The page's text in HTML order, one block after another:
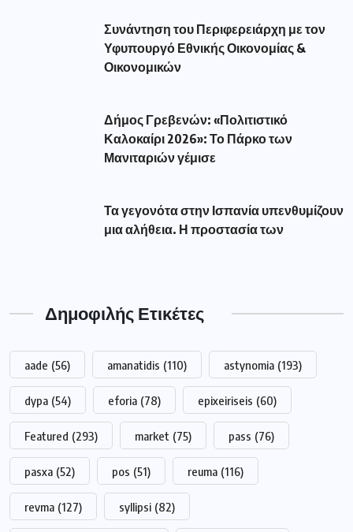
Συνάντηση του Περιφερειάρχη με τον
Υφυπουργό Εθνικής Οικονομίας &
Οικονομικών
Δήμος Γρεβενών: «Πολιτιστικό
Καλοκαίρι 2026»: Το Πάρκο των
Μανιταριών γέμισε
Τα γεγονότα στην Ισπανία υπενθυμίζουν
μια αλήθεια. Η προστασία των
Δημοφιλής Ετικέτες
aade (56) amanatidis (110) astynomia (193)
dypa (54) eforia (78) epixeiriseis (60)
Featured (293) market (75) pass (76)
pasxa (52) pos (51) reuma (116)
revma (127) syllipsi (82)